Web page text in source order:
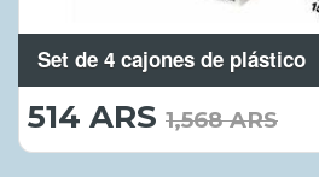
Set de 4 cajones de plástico
514 ARS 514.00
ARS
1,568 ARS